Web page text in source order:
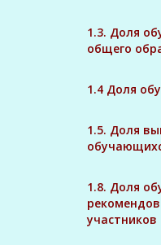
1.3. Доля
общего
1.4 Доля
1.5. Доля
1.8. Доля
участников